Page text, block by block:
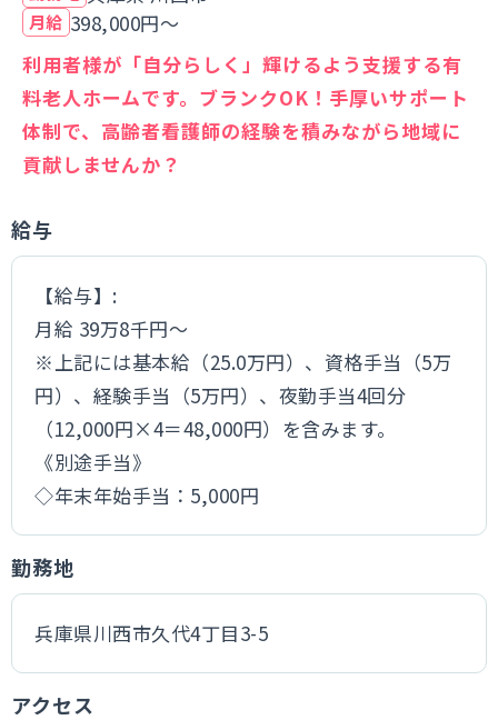
月給 398,000円～
利用者様が「自分らしく」輝けるよう支援する有
料老人ホームです。ブランクOK！手厚いサポート
体制で、高齢者看護師の経験を積みながら地域に
貢献しませんか？
給与
【給与】:
月給 39万8千円～
※上記には基本給（25.0万円）、資格手当（5万
円）、経験手当（5万円）、夜勤手当4回分
（12,000円×4＝48,000円）を含みます。
《別途手当》
◇年末年始手当：5,000円
勤務地
兵庫県川西市久代4丁目3-5
アクセス